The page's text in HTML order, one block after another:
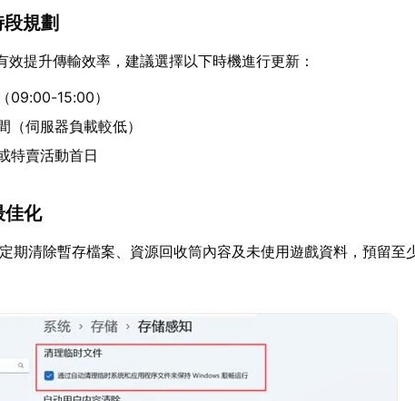
規劃
效提升傳輸效率，建議選擇以下時機進行更新：
09:00-15:00）
（伺服器負載較低）
特賣活動首日
佳化
定期清除暫存檔案、資源回收筒內容及未使用遊戲資料，預留至